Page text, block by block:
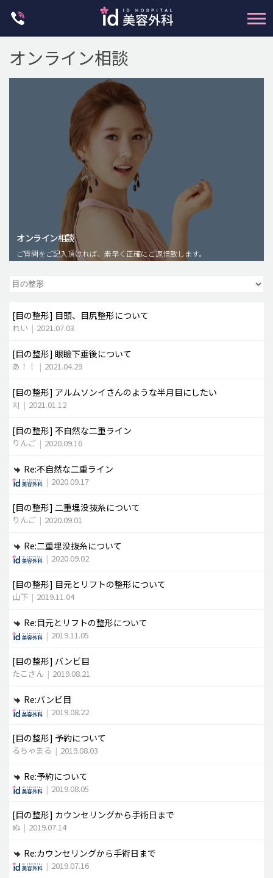
脂肪注入(アンチエイジング)
豊胸手術・バストアップ
メンズ整形
idリアルストーリー
idニュース
安全整形
ご相談のお問い合わせ
オンライン相談
オンライン相談
ご質問をご記入頂ければ、素早く正確にご返信致します。
[目の整形] 目頭、目尻整形について
れい | 2021.07.03
[目の整形] 眼瞼下垂後について
あ！！ | 2021.04.29
[目の整形] アルムソンイさんのような半月目にしたい
지 | 2021.01.12
[目の整形] 不自然な二重ライン
りんご | 2020.09.16
Re:不自然な二重ライン
| 2020.09.17
[目の整形] 二重埋没抜糸について
りんご | 2020.09.01
Re:二重埋没抜糸について
| 2020.09.02
[目の整形] 目元とリフトの整形について
山下 | 2019.11.04
Re:目元とリフトの整形について
| 2019.11.05
[目の整形] バンビ目
たこさん | 2019.08.21
Re:バンビ目
| 2019.08.22
[目の整形] 予約について
るちゃまる | 2019.08.03
Re:予約について
| 2019.08.05
[目の整形] カウンセリングから手術日まで
ぬ | 2019.07.14
Re:カウンセリングから手術日まで
| 2019.07.16